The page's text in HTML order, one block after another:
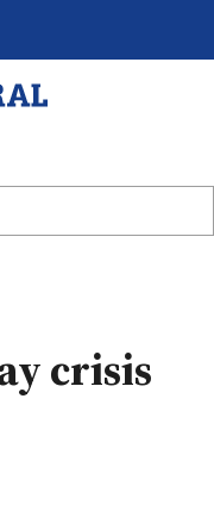
crisis